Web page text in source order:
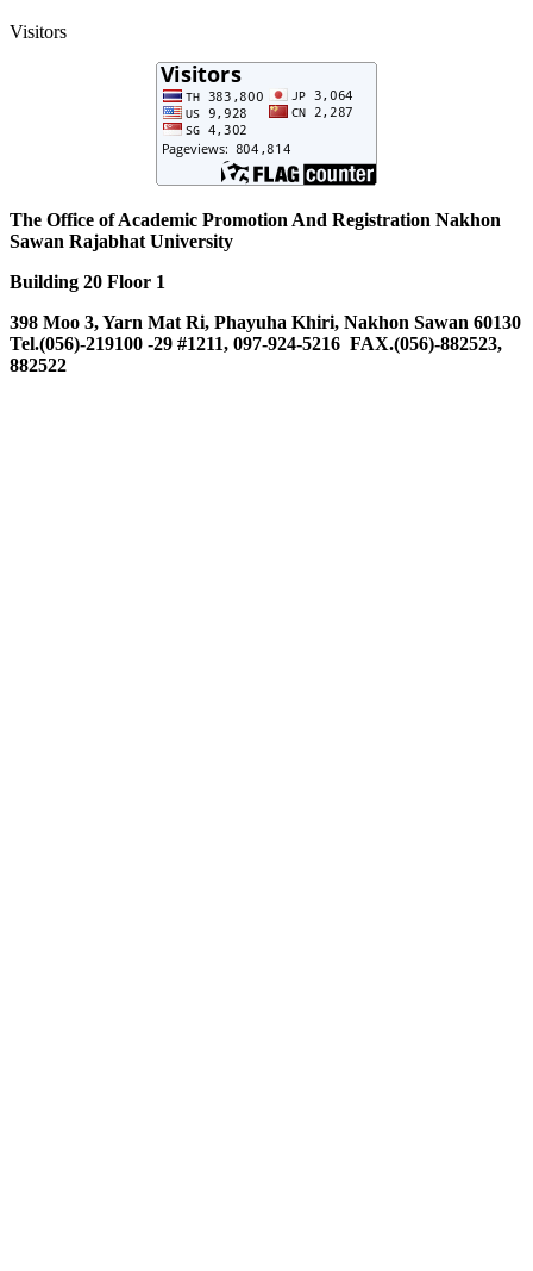
Visitors
The Office of Academic Promotion And Registration Nakhon
Sawan Rajabhat University
Building 20 Floor 1
398 Moo 3, Yarn Mat Ri, Phayuha Khiri, Nakhon Sawan 60130
Tel.(056)-219100 -29 #1211, 097-924-5216 FAX.(056)-882523,
882522